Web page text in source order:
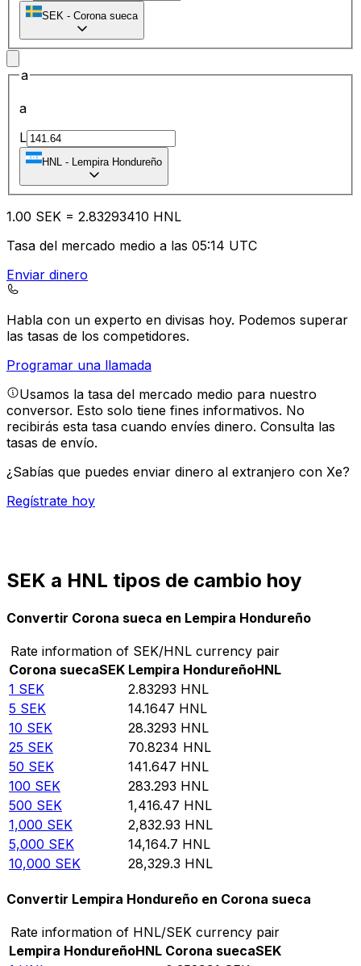
SEK - Corona sueca
a
a
L
HNL - Lempira Hondureño
1.00 SEK = 2.83293410 HNL
Tasa del mercado medio a las 05:14 UTC
Enviar dinero
Habla con un experto en divisas hoy. Podemos superar
las tasas de los competidores.
Programar una llamada
Usamos la tasa del mercado medio para nuestro
conversor. Esto solo tiene fines informativos. No
recibirás esta tasa cuando envíes dinero. Consulta las
tasas de envío.
¿Sabías que puedes enviar dinero al extranjero con Xe?
Regístrate hoy
SEK a HNL tipos de cambio hoy
Convertir Corona sueca en Lempira Hondureño
Rate information of SEK/HNL currency pair
Corona suecaSEK Lempira HondureñoHNL
1 SEK 2.83293 HNL
5 SEK 14.1647 HNL
10 SEK 28.3293 HNL
25 SEK 70.8234 HNL
50 SEK 141.647 HNL
100 SEK 283.293 HNL
500 SEK 1,416.47 HNL
1,000 SEK 2,832.93 HNL
5,000 SEK 14,164.7 HNL
10,000 SEK 28,329.3 HNL
Convertir Lempira Hondureño en Corona sueca
Rate information of HNL/SEK currency pair
Lempira HondureñoHNL Corona suecaSEK